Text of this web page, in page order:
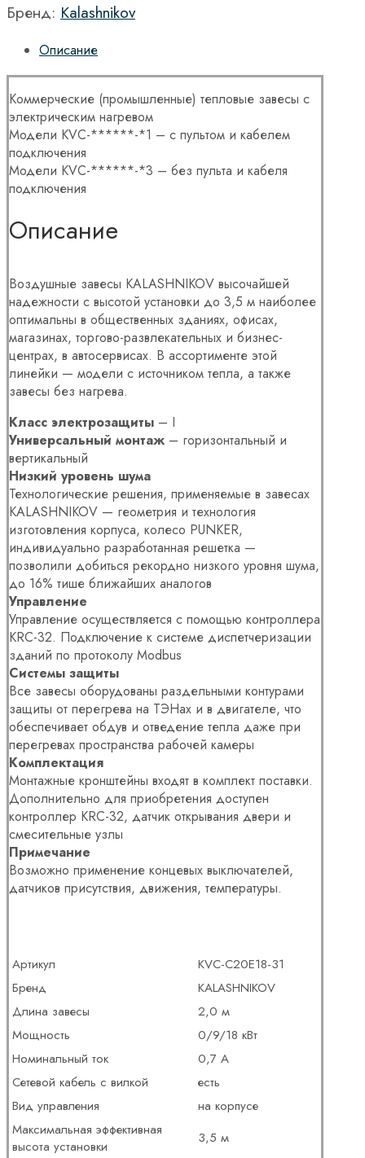
Бренд: Kalashnikov
Описание
Коммерческие (промышленные) тепловые завесы с
электрическим нагревом
Модели KVC-******-*1 – с пультом и кабелем
подключения
Модели KVC-******-*3 – без пульта и кабеля
подключения
Описание
Воздушные завесы KALASHNIKOV высочайшей
надежности с высотой установки до 3,5 м наиболее
оптимальны в общественных зданиях, офисах,
магазинах, торгово-развлекательных и бизнес-
центрах, в автосервисах. В ассортименте этой
линейки — модели с источником тепла, а также
завесы без нагрева.
Класс электрозащиты – I
Универсальный монтаж – горизонтальный и
вертикальный
Низкий уровень шума
Технологические решения, применяемые в завесах
KALASHNIKOV — геометрия и технология
изготовления корпуса, колесо PUNKER,
индивидуально разработанная решетка —
позволили добиться рекордно низкого уровня шума,
до 16% тише ближайших аналогов
Управление
Управление осуществляется с помощью контроллера
KRC-32. Подключение к системе диспетчеризации
зданий по протоколу Modbus
Системы защиты
Все завесы оборудованы раздельными контурами
защиты от перегрева на ТЭНах и в двигателе, что
обеспечивает обдув и отведение тепла даже при
перегревах пространства рабочей камеры
Комплектация
Монтажные кронштейны входят в комплект поставки.
Дополнительно для приобретения доступен
контроллер KRC-32, датчик открывания двери и
смесительные узлы
Примечание
Возможно применение концевых выключателей,
датчиков присутствия, движения, температуры.
Артикул
KVС-C20E18-31
Бренд
KALASHNIKOV
Длина завесы
2,0 м
Мощность
0/9/18 кВт
Номинальный ток
0,7 А
Сетевой кабель с вилкой
есть
Вид управления
на корпусе
Максимальная эффективная
высота установки
3,5 м